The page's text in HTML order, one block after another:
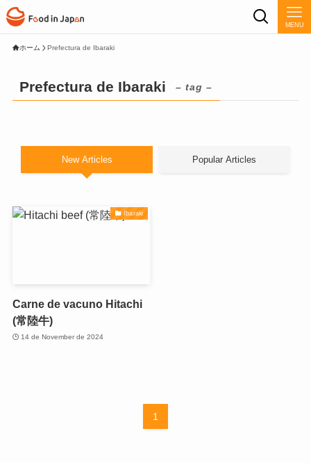
MENU
ホーム Prefectura de Ibaraki
Prefectura de Ibaraki – tag –
New Articles Popular Articles
Ibaraki
Carne de vacuno Hitachi
(常陸牛)
14 de November de 2024
1